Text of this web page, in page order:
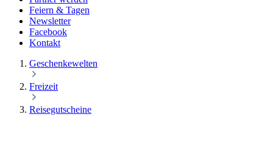
Feiern & Tagen
Newsletter
Facebook
Kontakt
Geschenkewelten
Freizeit
Reisegutscheine